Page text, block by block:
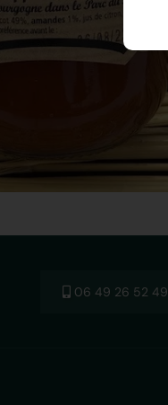
06 49 26 52 49